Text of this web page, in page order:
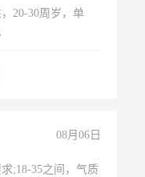
20-30周岁，单
08月06日
;18-35之间，气质